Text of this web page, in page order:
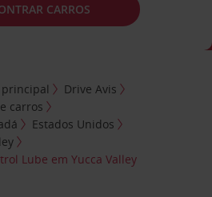
CARROS
Drive Avis
carros
Estados Unidos
Lube em Yucca Valley